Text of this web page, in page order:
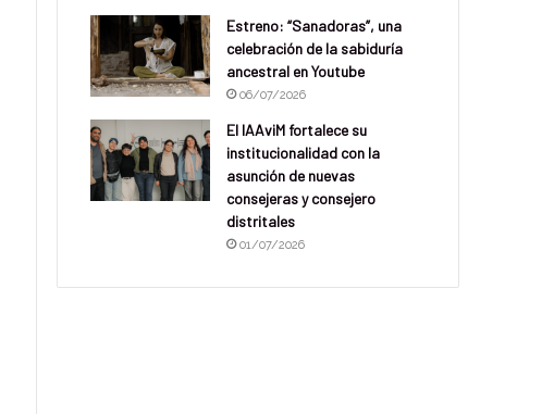
Estreno: “Sanadoras”, una
celebración de la sabiduría
ancestral en Youtube
06/07/2026
El IAAviM fortalece su
institucionalidad con la
asunción de nuevas
consejeras y consejero
distritales
01/07/2026